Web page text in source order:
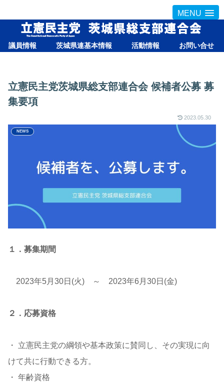
MENU
議員情報 茨城県連基本情報 活動情報 お問い合せ
立憲民主党茨城県総支部連合会 候補者公募 募
集要項
2023.05.30
NEWS
１．募集期間
2023年5月30日(火) ～ 2023年6月30日(金)
２．応募資格
・ 立憲民主党の綱領や基本政策に賛同し、その実現に向
けて共に行動できる方。
・ 年齢資格